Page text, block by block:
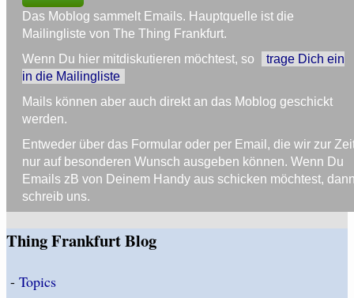
Das Moblog sammelt Emails. Hauptquelle ist die
Mailingliste von The Thing Frankfurt.
Wenn Du hier mitdiskutieren möchtest, so
trage Dich ein
in die Mailingliste
Mails können aber auch direkt an das Moblog geschickt
werden.
Entweder über das Formular oder per Email, die wir zur
nur auf besonderen Wunsch ausgeben können. Wenn Du
Emails zB von Deinem Handy aus schicken möchtest,
schreib uns.
Thing Frankfurt Blog
- Topics